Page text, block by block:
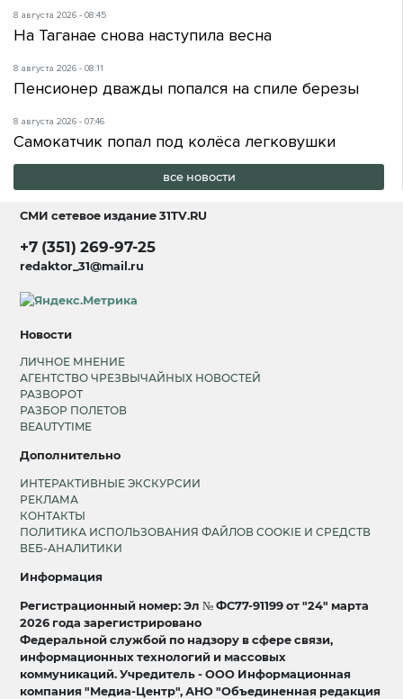
8 августа 2026 - 08:45
На Таганае снова наступила весна
8 августа 2026 - 08:11
Пенсионер дважды попался на спиле березы
8 августа 2026 - 07:46
Самокатчик попал под колёса легковушки
все новости
СМИ сетевое издание31TV.RU
+7 (351) 269-97-25
redaktor_31@mail.ru
Новости
ЛИЧНОЕ МНЕНИЕ
АГЕНТСТВО ЧРЕЗВЫЧАЙНЫХ НОВОСТЕЙ
РАЗВОРОТ
РАЗБОР ПОЛЕТОВ
BEAUTYTIME
Дополнительно
ИНТЕРАКТИВНЫЕ ЭКСКУРСИИ
РЕКЛАМА
КОНТАКТЫ
ПОЛИТИКА ИСПОЛЬЗОВАНИЯ ФАЙЛОВ COOKIE И СРЕДСТВ
ВЕБ-АНАЛИТИКИ
Информация
Регистрационный номер: Эл № ФС77-91199 от "24" марта
2026 года зарегистрировано
Федеральной службой по надзору в сфере связи,
информационных технологий и массовых
коммуникаций. Учредитель - ООО Информационная
компания "Медиа-Центр", АНО "Объединенная редакция